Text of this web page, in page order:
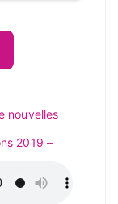
nouvelles
2019 –